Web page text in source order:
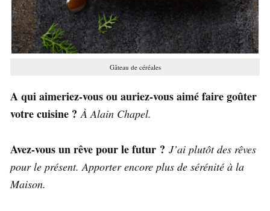
Gâteau de céréales
A qui aimeriez-vous ou auriez-vous aimé faire goûter
votre cuisine ? À Alain Chapel.
Avez-vous un rêve pour le futur ? J’ai plutôt des rêves
pour le présent. Apporter encore plus de sérénité à la
Maison.